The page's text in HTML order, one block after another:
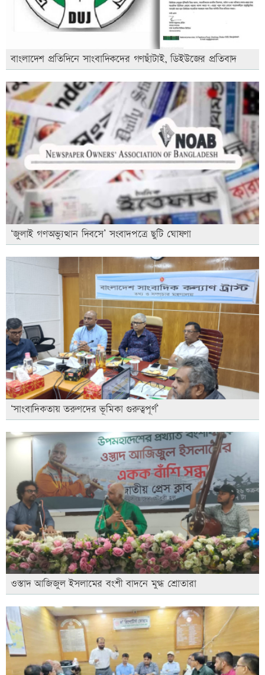
বাংলাদেশ প্রতিদিনে সাংবাদিকদের গণছাঁটাই, ডিইউজের প্রতিবাদ
‘জুলাই গণঅভ্যুত্থান দিবসে’ সংবাদপত্রে ছুটি ঘোষণা
‘সাংবাদিকতায় তরুণদের ভূমিকা গুরুত্বপূর্ণ’
ওস্তাদ আজিজুল ইসলামের বংশী বাদনে মুগ্ধ শ্রোতারা